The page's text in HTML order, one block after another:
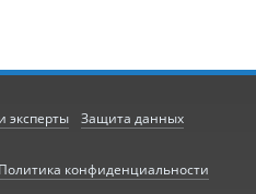
эксперты Защита данных
Политика конфиденциальности